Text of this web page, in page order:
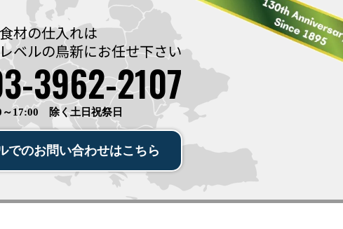
材の仕入れは
ベルの鳥新にお任せ下さい
3962-2107
17:00 除く土日祝祭日
でのお問い合わせはこちら